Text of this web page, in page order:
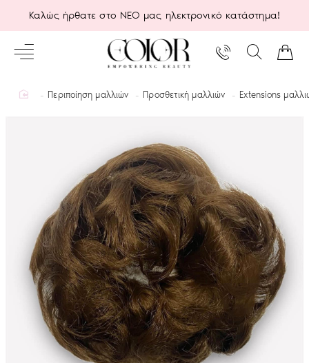
Καλώς ήρθατε στο ΝΕΟ μας ηλεκτρονικό κατάστημα!
homeΠεριποίηση μαλλιών Προσθετική μαλλιών Extensions